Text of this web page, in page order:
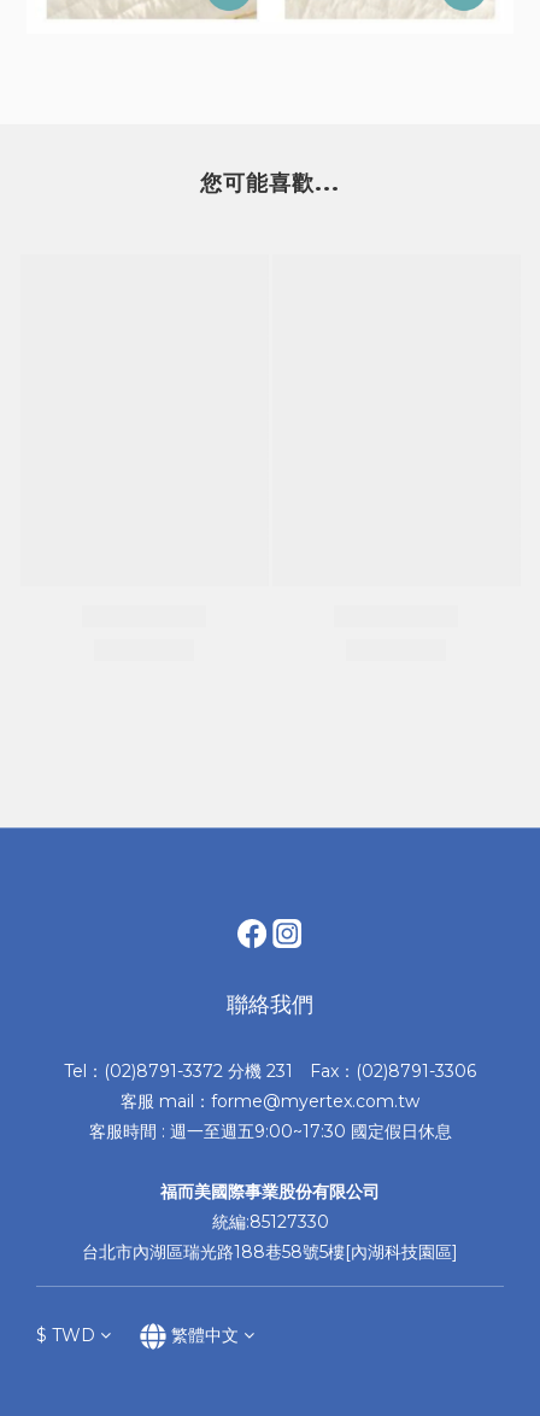
您可能喜歡...
聯絡我們
Tel：(02)8791-3372 分機 231 Fax：(02)8791-3306
客服 mail：forme@myertex.com.tw
客服時間 : 週一至週五9:00~17:30 國定假日休息
福而美國際事業股份有限公司
統編:85127330
台北市內湖區瑞光路188巷58號5樓[內湖科技園區]
$ TWD 繁體中文